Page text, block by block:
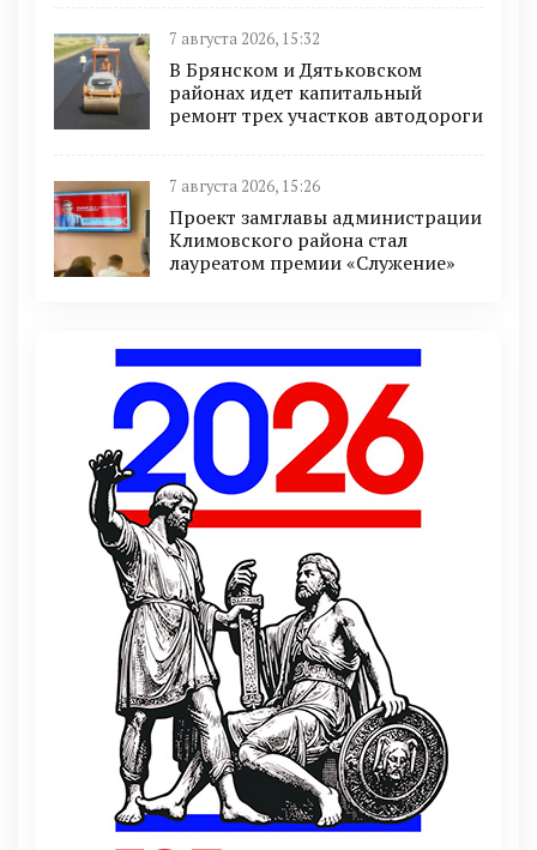
7 августа 2026, 15:32
В Брянском и Дятьковском
районах идет капитальный
ремонт трех участков автодороги
7 августа 2026, 15:26
Проект замглавы администрации
Климовского района стал
лауреатом премии «Служение»